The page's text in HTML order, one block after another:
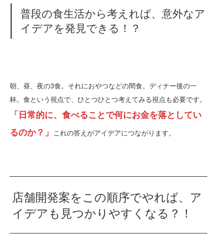
普段の食生活から考えれば、意外なア
イデアを発見できる！？
朝、昼、夜の3食。それにおやつなどの間食。ディナー後の一
杯。食という視点で、ひとつひとつ考えてみる視点も必要です。
「日常的に、食べることで何にお金を落としてい
るのか？」
これの答えがアイデアにつながります。
店舗開発案をこの順序でやれば、ア
イデアも見つかりやすくなる？！